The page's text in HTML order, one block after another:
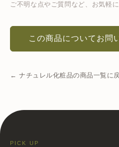
ご不明な点やご質問など、お気軽
この商品についてお問
← ナチュレル化粧品の商品一覧に
PICK UP